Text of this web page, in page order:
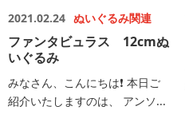
2021.02.24 ぬいぐるみ関連
ファンタビュラス 12cmぬ
いぐるみ
みなさん、こんにちは❗️ 本日ご
紹介いたしますのは、 アンソ...